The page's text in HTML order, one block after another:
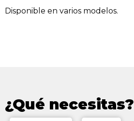
Disponible en varios modelos.
¿Qué necesitas?